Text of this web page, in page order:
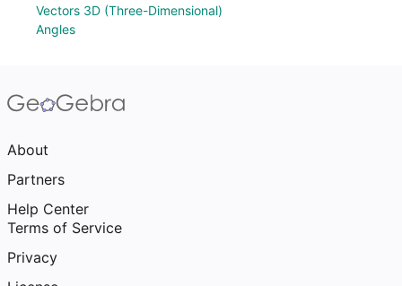
Vectors 3D (Three-Dimensional)
Angles
About
Partners
Help Center
Terms of Service
Privacy